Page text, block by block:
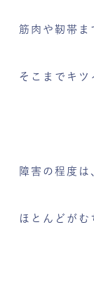
筋肉や靭帯ま
そこまでキツ
障害の程度は
ほとんどがむ